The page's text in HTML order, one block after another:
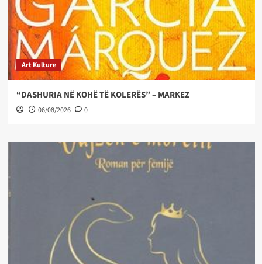
Art Kulture
“DASHURIA NË KOHË TË KOLERËS” – MARKEZ
06/08/2026 0